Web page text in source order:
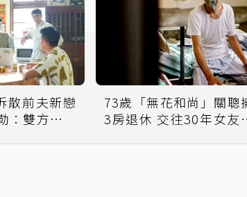
散前夫新戀
：雙方各退
73歲「無花和尚」關聰
3房退休 交往30年女友首